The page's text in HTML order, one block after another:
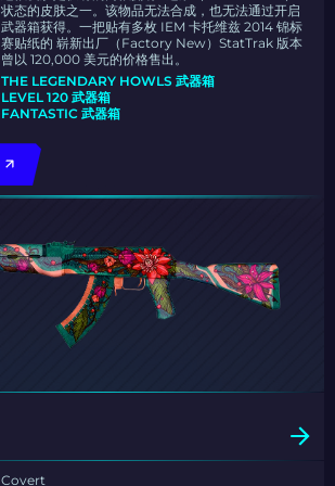
状态的皮肤之一。该物品无法合成，也无法通过开启
武器箱获得。一把贴有多枚 IEM 卡托维兹 2014 锦标
赛贴纸的 崭新出厂（Factory New）StatTrak 版本
曾以 120,000 美元的价格售出。
THE LEGENDARY HOWLS 武器箱
LEVEL 120 武器箱
FANTASTIC 武器箱
Covert